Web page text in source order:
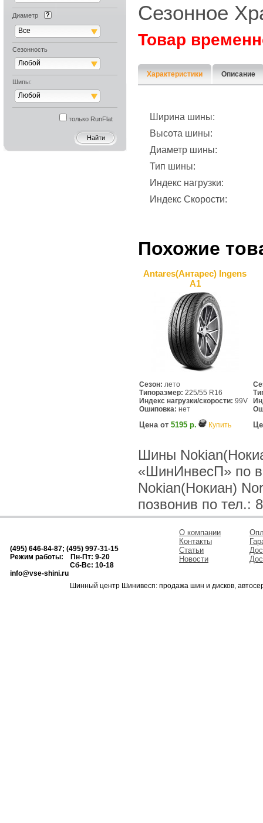
Диаметр
Все
Сезонность
Любой
Шипы:
Любой
только RunFlat
Сезонное
Товар
Характеристики Описание
Ширина шины:
Высота шины:
Диаметр шины:
Тип шины:
Индекс нагрузки:
Индекс Скорости:
Похожие
Antares(Антарес) Ingens
A1
Сезон: лето
Типоразмер: 225/55 R16
Индекс нагрузки/скорости: 99V
Ошиповка: нет
Цена от 5195 р. Купить
Шины
«ШинИнвесП» по
Nokian(Нокиан)
позвонив по тел.:
(495) 646-84-87; (495) 997-31-15
Режим работы: Пн-Пт: 9-20
Сб-Вс: 10-18
info@vse-shini.ru
О компании
Контакты
Статьи
Новости
Шинный центр Шинивесп: продажа шин и дисков,